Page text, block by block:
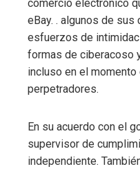
comercio electrónico
eBay. . algunos de
esfuerzos de
formas de ciberacoso
incluso en el
perpetradores.
En su acuerdo con el
supervisor de
independiente.